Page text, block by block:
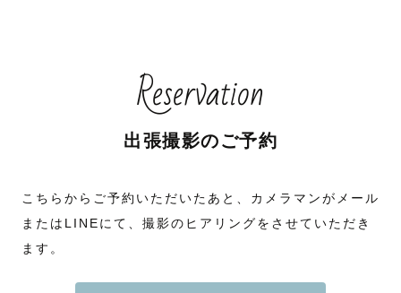
Reservation
出張撮影のご予約
こちらからご予約いただいたあと、カメラマンがメール
またはLINEにて、撮影のヒアリングをさせていただき
ます。